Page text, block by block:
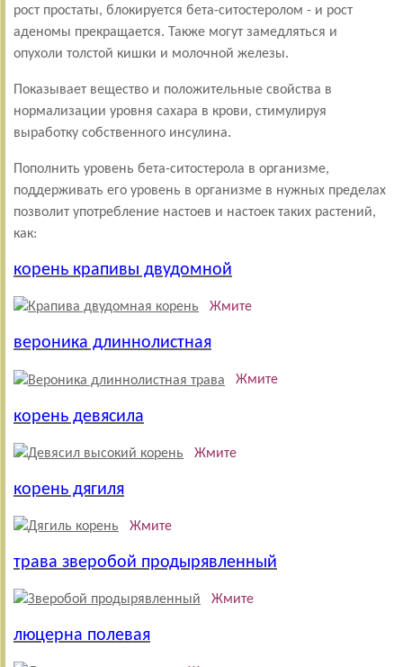
рост простаты, блокируется бета-ситостеролом - и рост
аденомы прекращается. Также могут замедляться и
опухоли толстой кишки и молочной железы.
Показывает вещество и положительные свойства в
нормализации уровня сахара в крови, стимулируя
выработку собственного инсулина.
Пополнить уровень бета-ситостерола в организме,
поддерживать его уровень в организме в нужных пределах
позволит употребление настоев и настоек таких растений,
как:
корень крапивы двудомной
Жмите
вероника длиннолистная
Жмите
корень девясила
Жмите
корень дягиля
Жмите
трава зверобой продырявленный
Жмите
люцерна полевая